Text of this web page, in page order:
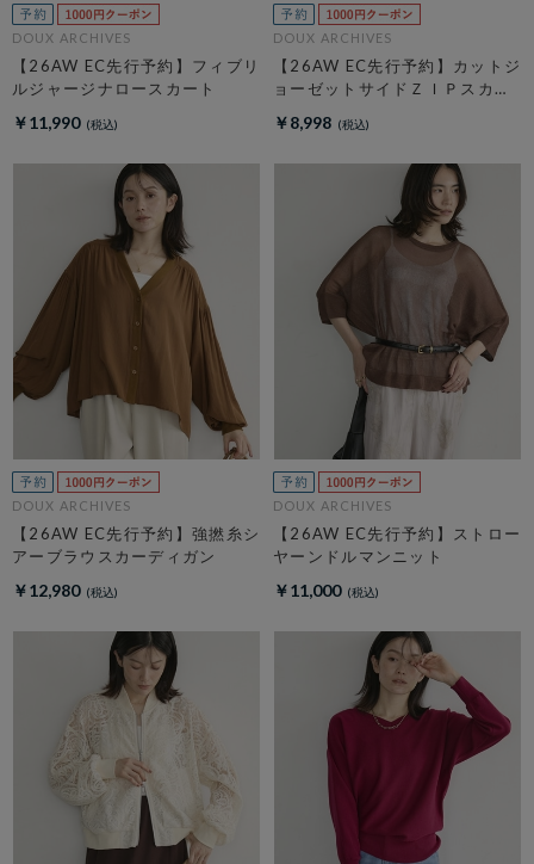
DOUX ARCHIVES
【26AW EC先行予約】フィブリ
ルジャージナロースカート
￥11,990
DOUX ARCHIVES
【26AW EC先行予約】カットジ
ョーゼットサイドＺＩＰスカー
￥8,998
DOUX ARCHIVES
【26AW EC先行予約】強撚糸シ
アーブラウスカーディガン
￥12,980
DOUX ARCHIVES
【26AW EC先行予約】ストロー
ヤーンドルマンニット
￥11,000